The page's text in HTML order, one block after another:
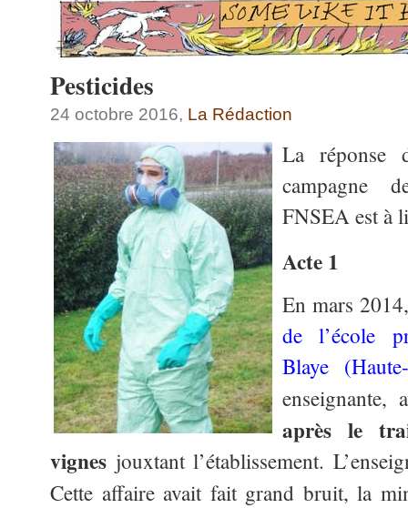
Pesticides
24 octobre 2016, La Rédaction
La
campagne
FNSEA est à
Acte 1
En mars
de l’école
Blaye
enseignante,
après le
vignes jouxtant l’établissement.
Cette affaire avait fait grand bruit, la